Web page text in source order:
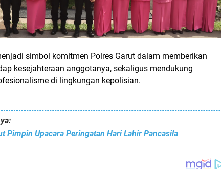
simbol komitmen Polres Garut dalam memberikan
kesejahteraan anggotanya, sekaligus mendukung
di lingkungan kepolisian.
Pimpin Upacara Peringatan Hari Lahir Pancasila